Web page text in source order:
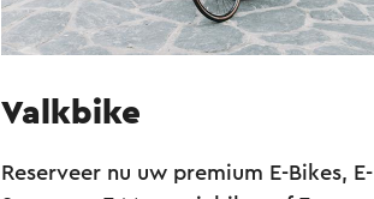
Valkbike
Reserveer nu uw premium E-Bikes, E-